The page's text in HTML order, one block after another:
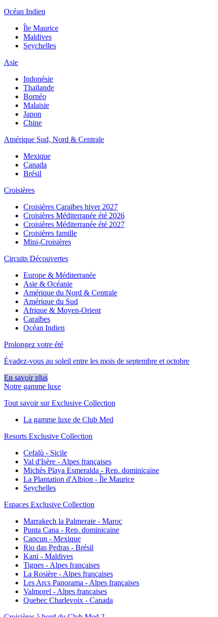
Océan Indien
Île Maurice
Maldives
Seychelles
Asie
Indonésie
Thaïlande
Bornéo
Malaisie
Japon
Chine
Amérique Sud, Nord & Centrale
Mexique
Canada
Brésil
Croisières
Croisières Caraïbes hiver 2027
Croisières Méditerranée été 2026
Croisières Méditerranée été 2027
Croisières famille
Mini-Croisières
Circuits Découvertes
Europe & Méditerranée
Asie & Océanie
Amérique du Nord & Centrale
Amérique du Sud
Afrique & Moyen-Orient
Caraïbes
Océan Indien
Prolongez votre été
Évadez-vous au soleil entre les mois de septembre et octobre
En savoir plus
Notre gamme luxe
Tout savoir sur Exclusive Collection
La gamme luxe de Club Med
Resorts Exclusive Collection
Cefalù - Sicile
Val d'Isère - Alpes françaises
Michès Playa Esmeralda - Rep. dominicaine
La Plantation d'Albion - Île Maurice
Seychelles
Espaces Exclusive Collection
Marrakech la Palmeraie - Maroc
Punta Cana - Rep. dominicaine
Cancun - Mexique
Rio das Pedras - Brésil
Kani - Maldives
Tignes - Alpes françaises
La Rosière - Alpes françaises
Les Arcs Panorama - Alpes françaises
Valmorel - Alpes françaises
Quebec Charlevoix - Canada